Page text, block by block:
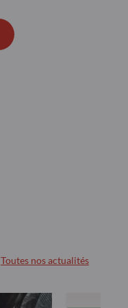
Toutes nos actualités